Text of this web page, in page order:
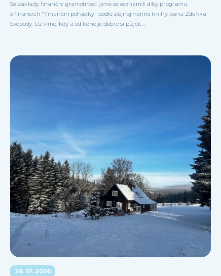
Se základy finanční gramotnosti jsme se seznámili díky programu
o financích "Finanční pohádky" podle stejnojmenné knihy pana Zdeňka
Svobody. Už víme, kdy a od koho je dobré si půjčit ...
28. 01. 2026